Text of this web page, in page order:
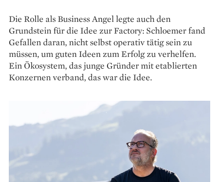
Die Rolle als Business Angel legte auch den
Grundstein für die Idee zur Factory: Schloemer fand
Gefallen daran, nicht selbst operativ tätig sein zu
müssen, um guten Ideen zum Erfolg zu verhelfen.
Ein Ökosystem, das junge Gründer mit etablierten
Konzernen verband, das war die Idee.